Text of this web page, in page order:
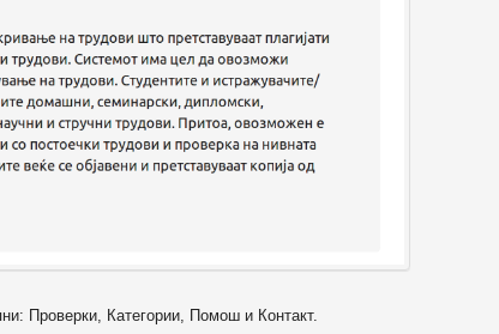
Проверки, Категории, Помош и Контакт.